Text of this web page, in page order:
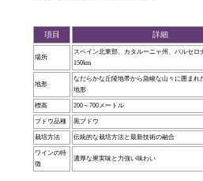
項目 詳細
場所
スペイン北東部、カタルーニャ州、バルセロ
150km
地形
なだらかな丘陵地帯から急峻な山々に囲まれ
地形
標高 200～700メートル
ブドウ品種 黒ブドウ
栽培方法 伝統的な栽培方法と最新技術の融合
ワインの特
徴
濃厚な果実味と力強い味わい